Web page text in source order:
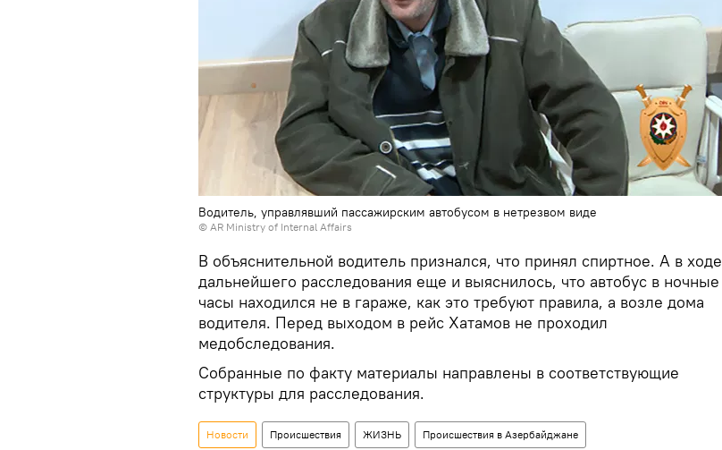
Водитель, управлявший пассажирским автобусом в нетрезвом виде
© AR Ministry of Internal Affairs
В объяснительной водитель признался, что принял спиртное. А в ходе
дальнейшего расследования еще и выяснилось, что автобус в ночные
часы находился не в гараже, как это требуют правила, а возле дома
водителя. Перед выходом в рейс Хатамов не проходил
медобследования.
Собранные по факту материалы направлены в соответствующие
структуры для расследования.
Новости Происшествия ЖИЗНЬ Происшествия в Азербайджане